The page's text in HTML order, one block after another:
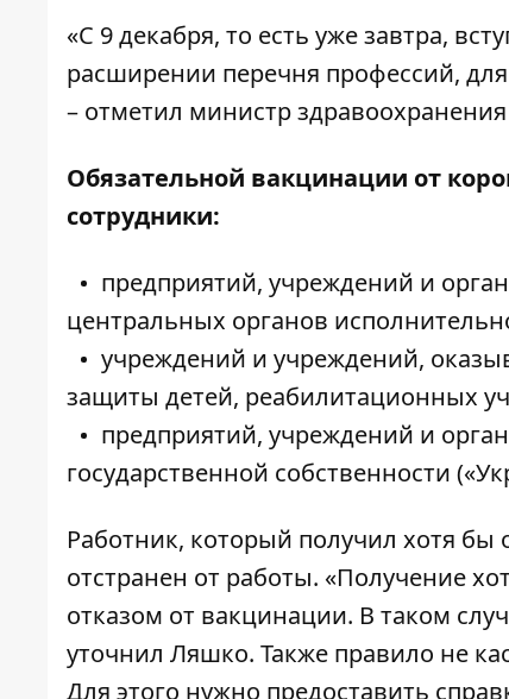
«С 9 декабря, то есть уже завтра,
расширении перечня профессий,
– отметил министр
Обязательной вакцинации от
сотрудники:
предприятий, учреждений и
центральных органов
учреждений и учреждений,
защиты детей, реабилитационных
предприятий, учреждений и
государственной собственности
Работник, который получил хотя
отстранен от работы. «Получение
отказом от вакцинации. В таком
уточнил Ляшко. Также правило не
Для этого нужно предоставить